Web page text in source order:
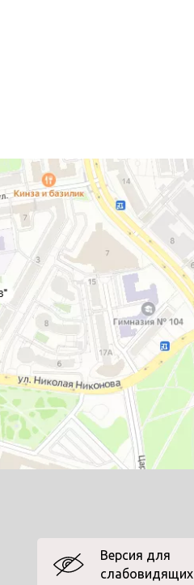
Версия для
слабовидящих